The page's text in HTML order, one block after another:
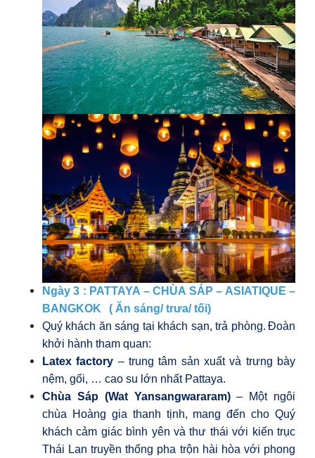
Ngày 3 : PATTAYA – CHÙA SÁP – ASIATIQUE –
BANGKOK
( Ăn sáng/ trưa/ tối)
Quý khách ăn sáng tại khách sạn, trả phòng. Đoàn
khởi hành tham quan:
Latex factory – trung tâm sản xuất và trưng bày
nệm, gối, … cao su lớn nhất Pattaya.
Chùa Sáp (Wat Yansangwararam) – Một ngôi
chùa Hoàng gia thanh tịnh, mang đến cho Quý
khách cảm giác bình yên và thư thái với kiến trục
Thái Lan truyền thống pha trộn hài hòa với phong